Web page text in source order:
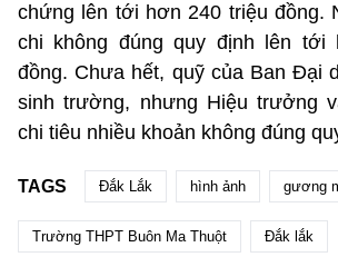
chứng lên tới hơn 240 triệu đồng.
chi không đúng quy định lên tới
đồng. Chưa hết, quỹ của Ban Đại
sinh trường, nhưng Hiệu trưởng
chi tiêu nhiều khoản không đúng
TAGS Đắk Lắk hình ảnh gương
Trường THPT Buôn Ma Thuột Đắk lắk